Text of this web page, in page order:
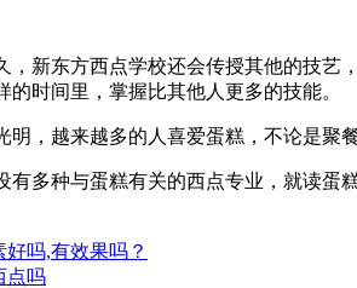
，新东方西点学校还会传授其他的技
时间里，掌握比其他人更多的技能。
明，越来越多的人喜爱蛋糕，不论是聚
有多种与蛋糕有关的西点专业，就读
吗,有效果吗？
点吗